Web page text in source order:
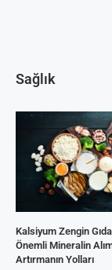
Sağlık
Kalsiyum Zengin
Önemli Mineralin
Artırmanın Yolları